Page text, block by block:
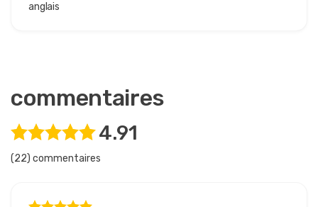
anglais
commentaires
4.91
(22) commentaires